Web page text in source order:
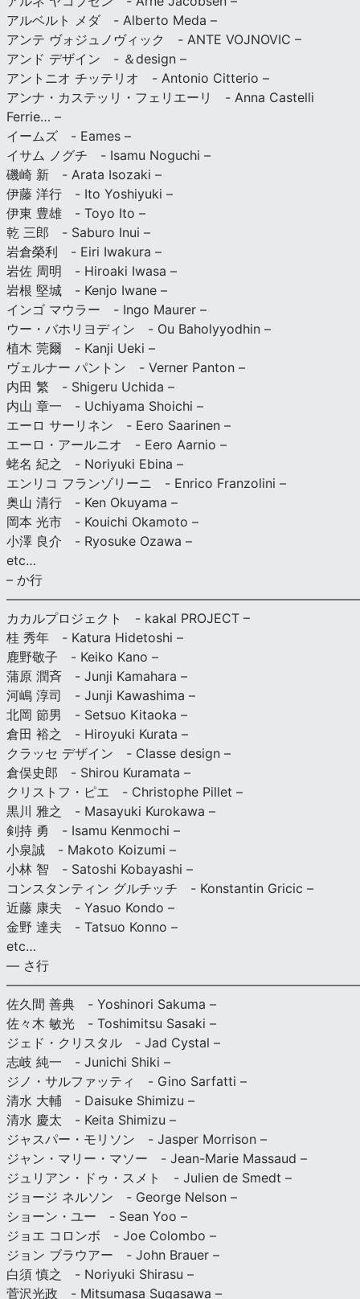
アルベルト メダ - Alberto Meda –
アンテ ヴォジュノヴィック - ANTE VOJNOVIC –
アンド デザイン - ＆design –
アントニオ チッテリオ - Antonio Citterio –
アンナ・カステッリ・フェリエーリ - Anna Castelli
Ferrie… –
イームズ - Eames –
イサム ノグチ - Isamu Noguchi –
磯崎 新 - Arata Isozaki –
伊藤 洋行 - Ito Yoshiyuki –
伊東 豊雄 - Toyo Ito –
乾 三郎 - Saburo Inui –
岩倉榮利 - Eiri Iwakura –
岩佐 周明 - Hiroaki Iwasa –
岩根 堅城 - Kenjo Iwane –
インゴ マウラー - Ingo Maurer –
ウー・バホリヨディン - Ou Baholyyodhin –
植木 莞爾 - Kanji Ueki –
ヴェルナー パントン - Verner Panton –
内田 繁 - Shigeru Uchida –
内山 章一 - Uchiyama Shoichi –
エーロ サーリネン - Eero Saarinen –
エーロ・アールニオ - Eero Aarnio –
蛯名 紀之 - Noriyuki Ebina –
エンリコ フランゾリーニ - Enrico Franzolini –
奥山 清行 - Ken Okuyama –
岡本 光市 - Kouichi Okamoto –
小澤 良介 - Ryosuke Ozawa –
etc…
– か行
カカルプロジェクト - kakal PROJECT –
桂 秀年 - Katura Hidetoshi –
鹿野敬子 - Keiko Kano –
蒲原 潤斉 - Junji Kamahara –
河嶋 淳司 - Junji Kawashima –
北岡 節男 - Setsuo Kitaoka –
倉田 裕之 - Hiroyuki Kurata –
クラッセ デザイン - Classe design –
倉俣史郎 - Shirou Kuramata –
クリストフ・ピエ - Christophe Pillet –
黒川 雅之 - Masayuki Kurokawa –
剣持 勇 - Isamu Kenmochi –
小泉誠 - Makoto Koizumi –
小林 智 - Satoshi Kobayashi –
コンスタンティン グルチッチ - Konstantin Gricic –
近藤 康夫 - Yasuo Kondo –
金野 達夫 - Tatsuo Konno –
etc…
— さ行
佐久間 善典 - Yoshinori Sakuma –
佐々木 敏光 - Toshimitsu Sasaki –
ジェド・クリスタル - Jad Cystal –
志岐 純一 - Junichi Shiki –
ジノ・サルファッティ - Gino Sarfatti –
清水 大輔 - Daisuke Shimizu –
清水 慶太 - Keita Shimizu –
ジャスパー・モリソン - Jasper Morrison –
ジャン・マリー・マソー - Jean-Marie Massaud –
ジュリアン・ドゥ・スメト - Julien de Smedt –
ジョージ ネルソン - George Nelson –
ショーン・ユー - Sean Yoo –
ジョエ コロンボ - Joe Colombo –
ジョン ブラウアー - John Brauer –
白須 慎之 - Noriyuki Shirasu –
菅沢光政 - Mitsumasa Sugasawa –